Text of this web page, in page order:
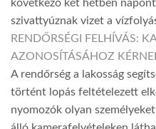
következő két hétben
szivattyúznak vizet a
RENDŐRSÉGI FELHÍVÁS:
AZONOSÍTÁSÁHOZ
A rendőrség a lakosság
történt lopás feltételezett
nyomozók olyan